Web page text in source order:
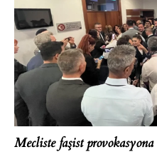
Mecliste faşist provokasyona